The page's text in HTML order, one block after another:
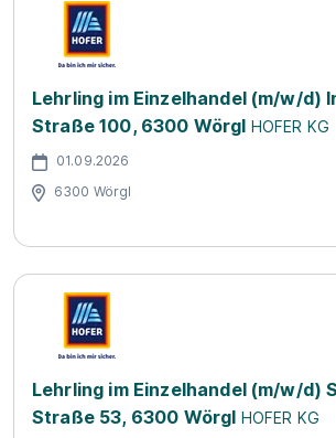
Lehrling im Einzelhandel (m/w/d)
Straße 100, 6300 Wörgl HOFER KG
01.09.2026
6300 Wörgl
Lehrling im Einzelhandel (m/w/d)
Straße 53, 6300 Wörgl HOFER KG